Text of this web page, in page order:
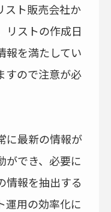
スト販売会社か
リストの作成日
報を満たしてい
すので注意が必
に最新の情報が
ができ、必要に
情報を抽出する
運用の効率化に